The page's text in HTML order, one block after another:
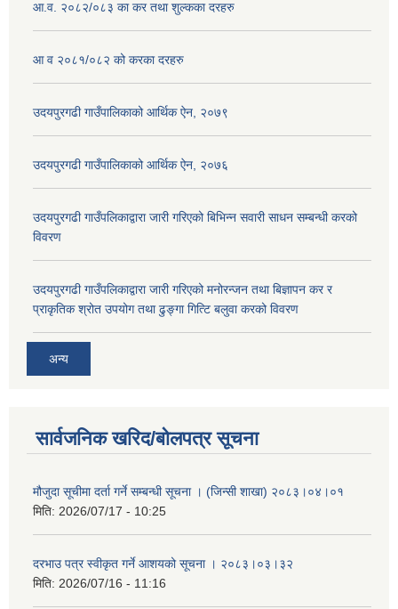
आ.व. २०८२/०८३ का कर तथा शुल्कका दरहरु
आ व २०८१/०८२ को करका दरहरु
उदयपुरगढी गाउँपालिकाको आर्थिक ऐन, २०७९
उदयपुरगढी गाउँपालिकाको आर्थिक ऐन, २०७६
उदयपुरगढी गाउँपलिकाद्वारा जारी गरिएको बिभिन्न सवारी साधन सम्बन्धी करको
विवरण
उदयपुरगढी गाउँपलिकाद्वारा जारी गरिएको मनोरन्जन तथा बिज्ञापन कर र
प्राकृतिक श्रोत उपयोग तथा ढुङ्गा गित्टि बलुवा करको विवरण
अन्य
सार्वजनिक खरिद/बोलपत्र सूचना
मौजुदा सूचीमा दर्ता गर्ने सम्बन्धी सूचना । (जिन्सी शाखा) २०८३।०४।०१
मिति: 2026/07/17 - 10:25
दरभाउ पत्र स्वीकृत गर्ने आशयको सूचना । २०८३।०३।३२
मिति: 2026/07/16 - 11:16